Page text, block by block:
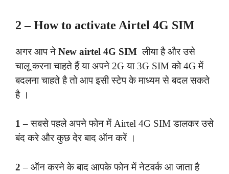
2 –How to activate Airtel 4G SIM
अगर आप ने New airtel 4G SIM लीया है और उसे
चालू करना चाहते हैं या अपने 2G या 3G SIM को 4G में
बदलना चाहते है तो आप इसी स्टेप के माध्यम से बदल सकते
है ।
1 – सबसे पहले अपने फोन में Airtel 4G SIM डालकर उसे
बंद करे और कुछ देर बाद ऑन करें ।
2 – ऑन करने के बाद आपके फोन में नेटवर्क आ जाता है